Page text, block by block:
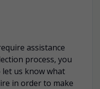
assistance
process, you
us know what
in order to make